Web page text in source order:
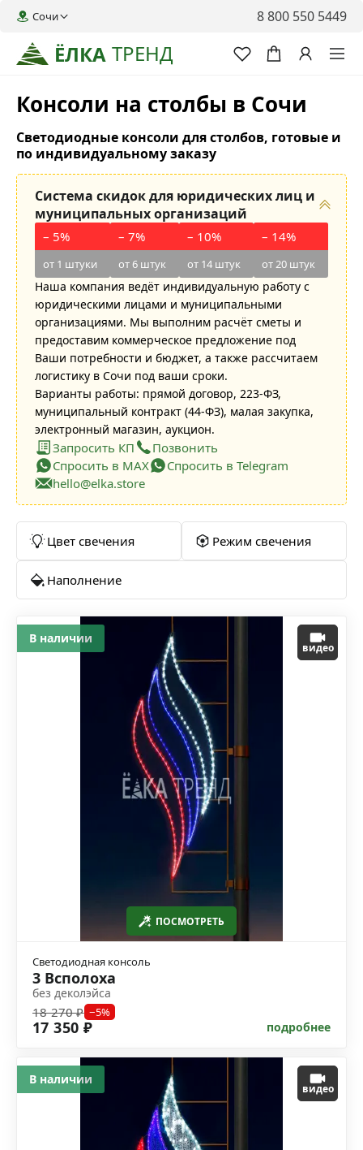
ЁЛКА ТРЕНД
Сочи 8 800 550 5449
Консоли на столбы в Сочи
Светодиодные консоли для столбов, готовые и
по индивидуальному заказу
Система скидок для юридических лиц и
муниципальных организаций
– 5%
от 1 штуки
– 7%
от 6 штук
– 10%
от 14 штук
– 14%
от 20 штук
Наша компания ведёт индивидуальную работу с
юридическими лицами и муниципальными
организациями. Мы выполним расчёт сметы и
предоставим коммерческое предложение под
Ваши потребности и бюджет, а также рассчитаем
логистику в Сочи под ваши сроки.
Варианты работы: прямой договор, 223-ФЗ,
муниципальный контракт (44-ФЗ), малая закупка,
электронный магазин, аукцион.
Запросить КП
Позвонить
Спросить в MAX
Спросить в Telegram
hello@elka.store
Цвет свечения Режим свечения
Наполнение
ПОСМОТРЕТЬ
видео
Светодиодная консоль
3 Всполоха
без деколэйса
18 270 ₽ −5%
17 350 ₽ подробнее
В наличии
видео
В наличии